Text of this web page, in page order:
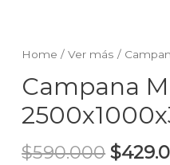
Home /Ver más /
Campana
$590.000 $